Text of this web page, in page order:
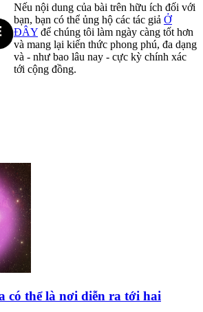
Nếu nội dung của bài trên hữu ích đối với
bạn, bạn có thể ủng hộ các tác giả Ở
ĐÂY để chúng tôi làm ngày càng tốt hơn
và mang lại kiến thức phong phú, đa dạng
và - như bao lâu nay - cực kỳ chính xác
tới cộng đồng.
có thể là nơi diễn ra tới hai